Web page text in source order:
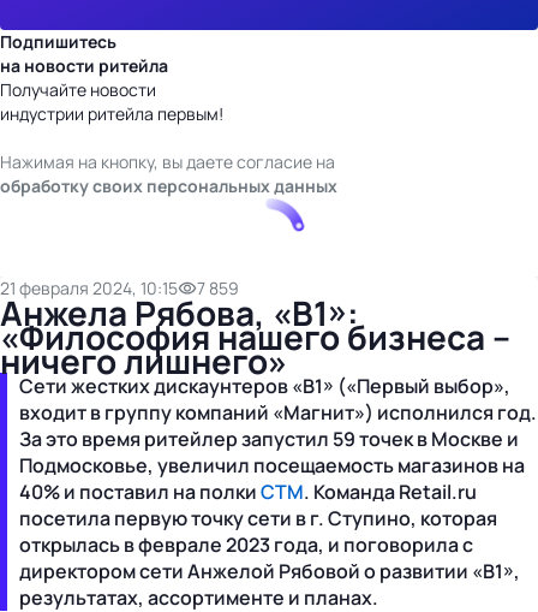
Подпишитесь
на новости ритейла
Получайте новости
индустрии ритейла первым!
Нажимая на кнопку, вы даете согласие на
обработку своих персональных данных
21 февраля 2024, 10:15 7 859
Анжела Рябова, «В1»:
«Философия нашего бизнеса –
ничего лишнего»
Сети жестких дискаунтеров «В1» («Первый выбор»,
входит в группу компаний «Магнит») исполнился год.
За это время ритейлер запустил 59 точек в Москве и
Подмосковье, увеличил посещаемость магазинов на
40% и поставил на полкиСТМ. Команда Retail.ru
посетила первую точку сети в г. Ступино, которая
открылась в феврале 2023 года, и поговорила с
директором сети Анжелой Рябовой о развитии «В1»,
результатах, ассортименте и планах.